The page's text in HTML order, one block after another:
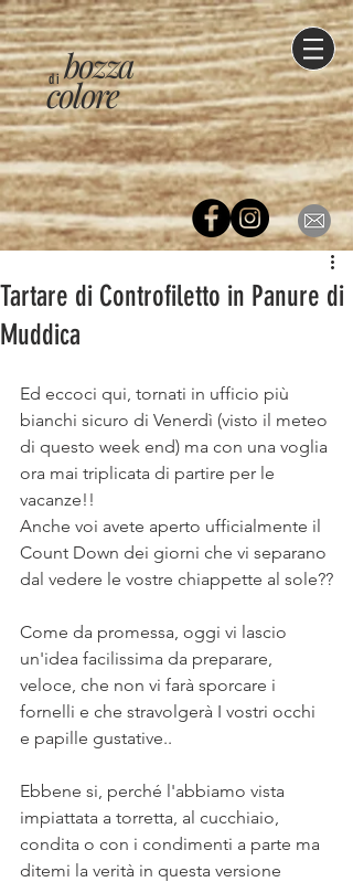
di
colore
bozza
Tartare di Controfiletto in Panure di
Muddica
Ed eccoci qui, tornati in ufficio più
bianchi sicuro di Venerdì (visto il meteo
di questo week end) ma con una voglia
ora mai triplicata di partire per le
vacanze!!
Anche voi avete aperto ufficialmente il
Count Down dei giorni che vi separano
dal vedere le vostre chiappette al sole??
Come da promessa, oggi vi lascio
un'idea facilissima da preparare,
veloce, che non vi farà sporcare i
fornelli e che stravolgerà I vostri occhi
e papille gustative..
Ebbene si, perché l'abbiamo vista
impiattata a torretta, al cucchiaio,
condita o con i condimenti a parte ma
ditemi la verità in questa versione